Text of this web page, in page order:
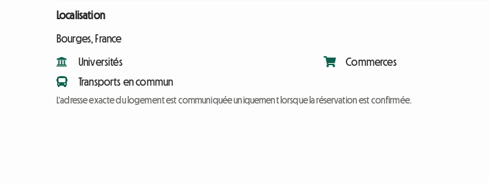
Localisation
Bourges, France
Universités
Transports en commun
Commerces
L'adresse exacte du logement est communiquée uniquement lorsque la réservation est confirmée.